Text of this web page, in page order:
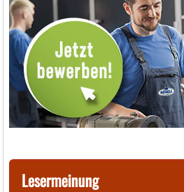
Lesermeinung